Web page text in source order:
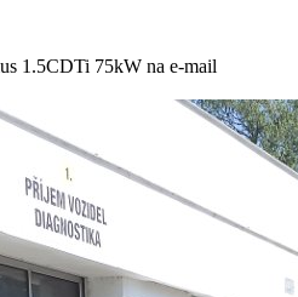
1.5CDTi 75kW na e-mail